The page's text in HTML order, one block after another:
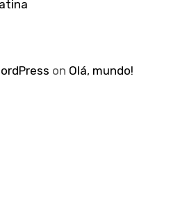
on Olá, mundo!